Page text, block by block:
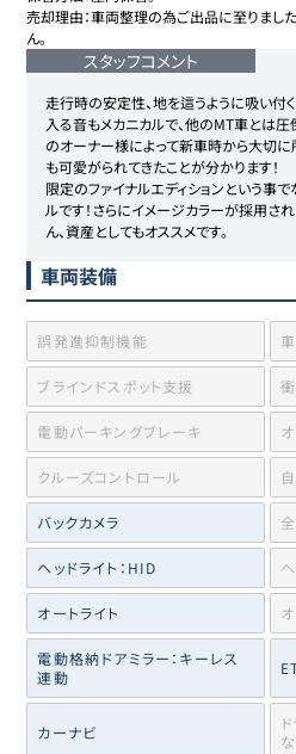
売却理由：車両整理の為ご出品に至りまし
ん。
スタッフコメント
走行時の安定性、地を這うように吸い付
入る音もメカニカルで、他のMT車とは
のオーナー様によって新車時から大切に
も可愛がられてきたことが分かります！
限定のファイナルエディションという事
ルです！さらにイメージカラーが採用さ
ん、資産としてもオススメです。
車両装備
誤発進抑制機能
ブラインドスポット支援
電動パーキングブレーキ
クルーズコントロール
バックカメラ
ヘッドライト：HID
オートライト
電動格納ドアミラー：キーレス
連動
カーナビ